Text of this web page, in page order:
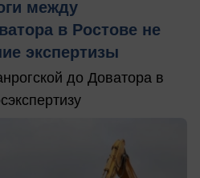
между
в Ростове не
экспертизы
до Доватора в